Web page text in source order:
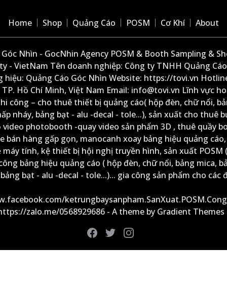
Home Shop Quảng Cáo POSM Cơ Khí About
Nhìn - GocNhin Agency POSM & Booth Sampling &
- VietNam Tên doanh nghiệp: Công ty TNHH Quảng
Quảng Cáo Góc Nhìn Website: https://tovi.vn
Hồ Chí Minh, Việt Nam Email: info@tovi.vn Lĩnh vực
công – cho thuê thiết bị quảng cáo( hộp đèn, chữ nổi,
nháy, bảng bạt - alu -decal - tole...), sản xuất cho thuê
photobooth -quay video sản phẩm 3D , thuê quầy
bán hàng gấp gọn, manocanh xoay bảng hiệu quảng
tính, kệ thiết bị hội nghị truyền hình, sản xuất POSM
bảng hiệu quảng cáo ( hộp đèn, chữ nổi, bảng mica,
bạt - alu -decal - tole...)... gia công sản phẩm cho các
zalo.me/0568929686 - A theme by Gradient